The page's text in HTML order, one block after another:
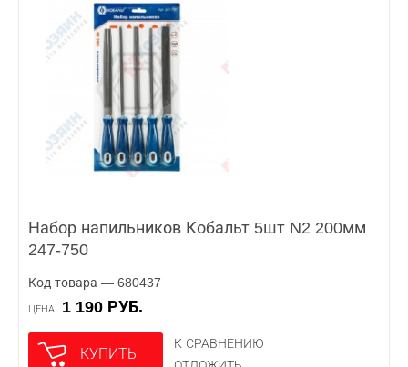
Набор напильников Кобальт 5шт N2 200мм
247-750
Код товара — 680437
ЦЕНА 1 190 РУБ.
КУПИТЬ
К СРАВНЕНИЮ